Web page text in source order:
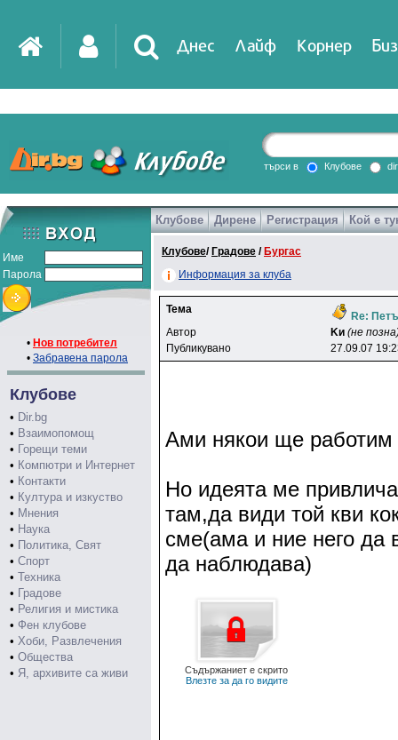
Днес Лайф Корнер
DirTV Impressio
Games
търси в Клубове
Име
Парола
• Нов потребител
• Забравена парола
Клубове
• Dir.bg
• Взаимопомощ
• Горещи теми
• Компютри и Интернет
• Контакти
• Култура и изкуство
• Мнения
• Наука
• Политика, Свят
• Спорт
• Техника
• Градове
• Религия и мистика
• Фен клубове
• Хоби, Развлечения
• Общества
• Я, архивите са живи
Клубове Дирене Регистрация Кой е
Клубове/ Градове / Бургас
Информация за клуба
Тема
Re:
Автор
Kи (не
Публикувано
27.09.07
Ами някои ще работим
Но идеята ме
там,да види той кви
сме(ама и ние него да
да наблюдава)
Съдържаниет е скрито
Влезте за да го видите